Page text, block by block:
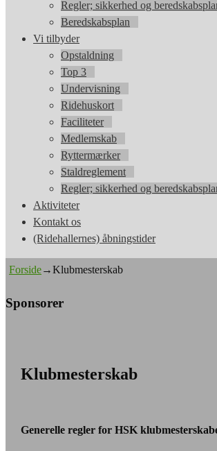
Regler; sikkerhed og
Beredskabsplan
Vi tilbyder
Opstaldning
Top 3
Undervisning
Ridehuskort
Faciliteter
Medlemskab
Ryttermærker
Staldreglement
Regler; sikkerhed og
Aktiviteter
Kontakt os
(Ridehallernes) åbningstider
Forside→Klubmesterskab
Sponsorer
Klubmesterskab
Generelle regler for HSK